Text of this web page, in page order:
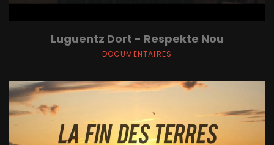
Luguentz Dort - Respekte Nou
DOCUMENTAIRES